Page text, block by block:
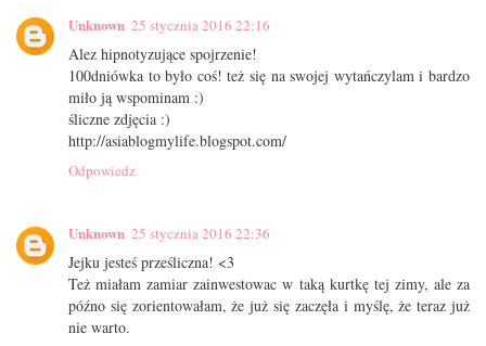
Unknown 25 stycznia 2016 22:16
Alez hipnotyzujące spojrzenie!
100dniówka to było coś! też się na swojej wytańczylam i bardzo
miło ją wspominam :)
śliczne zdjęcia :)
http://asiablogmylife.blogspot.com/
Odpowiedz
Unknown 25 stycznia 2016 22:36
Jejku jesteś prześliczna! <3
Też miałam zamiar zainwestowac w taką kurtkę tej zimy, ale za
późno się zorientowałam, że już się zaczęła i myślę, że teraz już
nie warto.